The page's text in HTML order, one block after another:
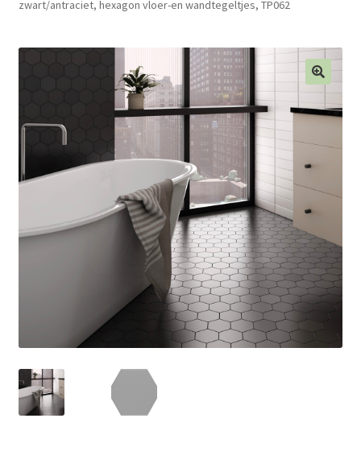
zwart/antraciet, hexagon vloer-en wandtegeltjes, TP062